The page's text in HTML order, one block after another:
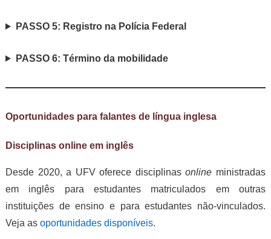
PASSO 5: Registro na Polícia Federal
PASSO 6: Término da mobilidade
Oportunidades para falantes de língua inglesa
Disciplinas online em inglês
Desde 2020, a UFV oferece disciplinasonline ministradas
em inglês para estudantes matriculados em outras
instituições de ensino e para estudantes não-vinculados.
Veja as oportunidades disponíveis.